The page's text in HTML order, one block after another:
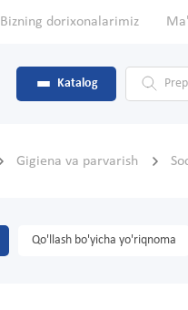
Bizning dorixonalarimiz
Katalog
Gigiena va parvarish
Qo'llash bo'yicha yo'riqnoma